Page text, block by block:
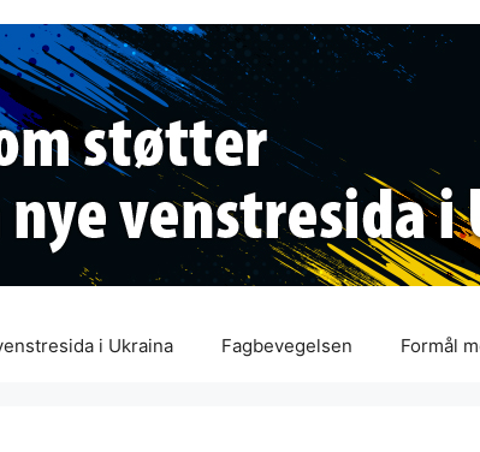
i Ukraina Fagbevegelsen Formål